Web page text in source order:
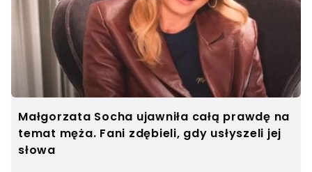
Małgorzata Socha ujawniła całą prawdę na
temat męża. Fani zdębieli, gdy usłyszeli jej
słowa